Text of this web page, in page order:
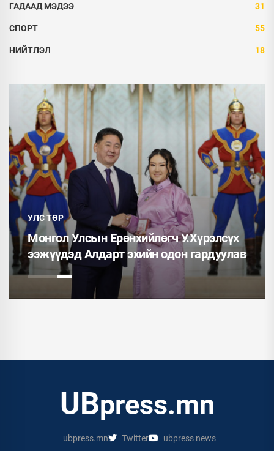
ГАДААД МЭДЭЭ 31
СПОРТ 55
НИЙТЛЭЛ 18
ФОТО МЭДЭЭ
Таван шарын хуучин орон
төлөвлөж, 240 айлын орон
ашиглалтад орууллаа
UBpress.mn
ubpress.mn Twitter ubpress news